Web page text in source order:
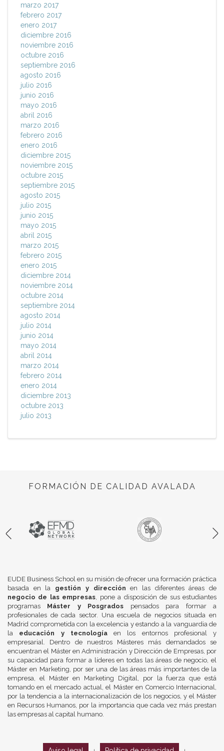
marzo 2017
febrero 2017
enero 2017
diciembre 2016
noviembre 2016
octubre 2016
septiembre 2016
agosto 2016
julio 2016
junio 2016
mayo 2016
abril 2016
marzo 2016
febrero 2016
enero 2016
diciembre 2015
noviembre 2015
octubre 2015
septiembre 2015
agosto 2015
julio 2015
junio 2015
mayo 2015
abril 2015
marzo 2015
febrero 2015
enero 2015
diciembre 2014
noviembre 2014
octubre 2014
septiembre 2014
agosto 2014
julio 2014
junio 2014
mayo 2014
abril 2014
marzo 2014
febrero 2014
enero 2014
diciembre 2013
octubre 2013
julio 2013
FORMACIÓN DE CALIDAD AVALADA
EUDE Business School en su misión de ofrecer una formación práctica
basada en la gestión y dirección en las diferentes áreas de
negocio de las empresas, pone a disposición de sus estudiantes
programas Máster y Posgrados pensados para formar a
profesionales de cada sector. Una escuela de negocios situada en
Madrid comprometida con la excelencia y estando a la vanguardia de
la educación y tecnologíaen los entornos profesional y
empresarial. Dentro de nuestros Másteres más demandados se
encuentran el Máster en Administración y Dirección de Empresas, por
su capacidad para formar a líderes en todas las áreas de negocio, el
Máster en Marketing, por ser una de las áreas más importantes de la
empresa, el Máster en Marketing Digital, por la fuerza que está
tomando en el mercado actual, el Máster en Comercio Internacional,
por la tendencia a la internacionalización de los negocios, y el Máster
en Recursos Humanos, por la importancia que cada vez más prestan
las empresas al capital humano.